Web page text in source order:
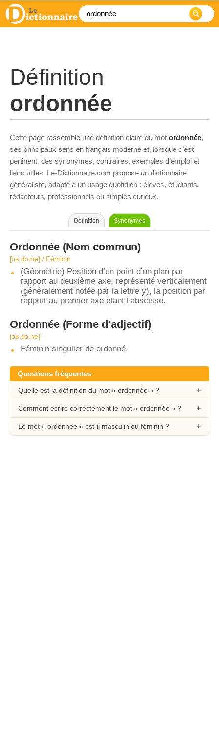
Définition
ordonnée
Cette page rassemble une définition claire du mot ordonnée,
ses principaux sens en français moderne et, lorsque c’est
pertinent, des synonymes, contraires, exemples d’emploi et
liens utiles. Le-Dictionnaire.com propose un dictionnaire
généraliste, adapté à un usage quotidien : élèves, étudiants,
rédacteurs, professionnels ou simples curieux.
Définition Synonymes
Ordonnée (Nom commun)
[ɔʁ.dɔ.ne] / Féminin
(Géométrie) Position d’un point d’un plan par
rapport au deuxième axe, représenté verticalement
(généralement notée par la lettre y), la position par
rapport au premier axe étant l’abscisse.
Ordonnée (Forme d’adjectif)
[ɔʁ.dɔ.ne]
Féminin singulier de ordonné.
Questions fréquentes
Quelle est la définition du mot « ordonnée » ?
Comment écrire correctement le mot « ordonnée » ?
Le mot « ordonnée » est-il masculin ou féminin ?